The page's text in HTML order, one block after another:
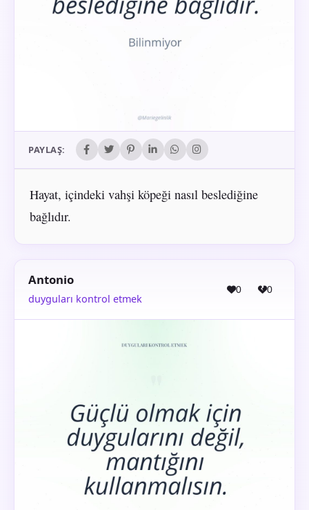
PAYLAŞ:
Hayat, içindeki vahşi köpeği nasıl beslediğine
bağlıdır.
Antonio
duyguları kontrol etmek
0 0